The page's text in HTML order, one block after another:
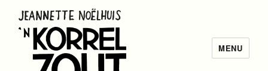
MENU